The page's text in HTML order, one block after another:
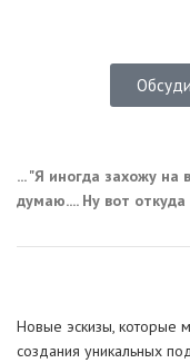
... "Я иногда захожу на
думаю.... Ну вот откуда
Новые эскизы, которые
создания уникальных